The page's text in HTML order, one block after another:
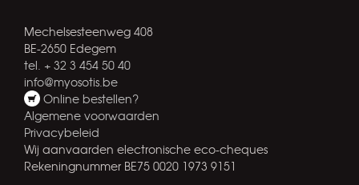
Mechelsesteenweg 408
BE-2650 Edegem
tel. + 32 3 454 50 40
info@myosotis.be
Online bestellen?
Algemene voorwaarden
Privacybeleid
Wij aanvaarden electronische eco-cheques
Rekeningnummer BE75 0020 1973 9151